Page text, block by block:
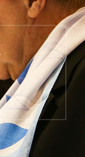
기념행사
UN군 참전현황
기념시설정보
이달의 참전국
이달의 영웅